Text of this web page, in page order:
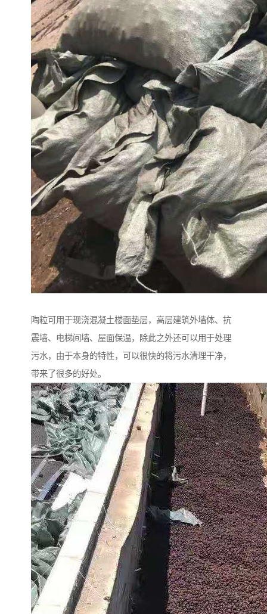
陶粒可用于现浇混凝土楼面垫层，高层建筑外墙体、抗
震墙、电梯间墙、屋面保温，除此之外还可以用于处理
污水，由于本身的特性，可以很快的将污水清理干净，
带来了很多的好处。